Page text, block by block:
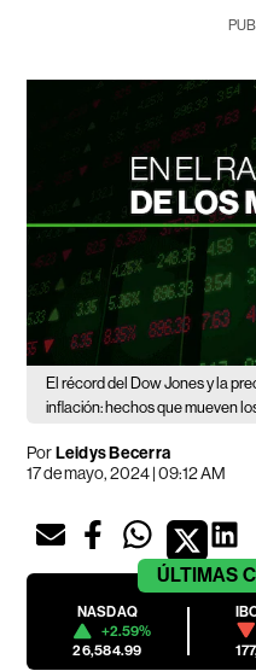
El récord del Dow Jones y la
inflación: hechos que mueven
PorLeidys Becerra
17 de mayo, 2024 | 09:12 AM
ÚLTIMAS
NASDAQ
+2.59%
26,584.99